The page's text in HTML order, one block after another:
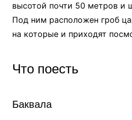
высотой почти 50 метров и
Под ним расположен гроб
на которые и приходят
Что поесть
Баквала